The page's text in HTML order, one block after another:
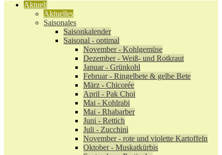
Aktuell
Aktuelles
Saisonales
Saisonkalender
Saisonal - optimal
November - Kohlgemüse
Dezember - Weiß- und Rotkraut
Januar - Grünkohl
Februar - Ringelbete & gelbe Bete
März - Chicorée
April - Pak Choi
Mai - Kohlrabi
Mai - Rhabarber
Juni - Rettich
Juli - Zucchini
November - rote und violette Kartoffeln
Oktober - Muskatkürbis